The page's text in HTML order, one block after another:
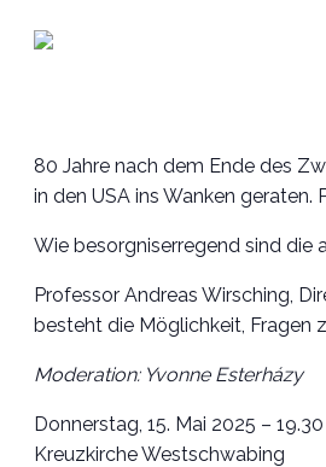
80 Jahre nach dem Ende des
in den USA ins Wanken
Wie besorgniserregend sind die
Professor Andreas Wirsching,
besteht die Möglichkeit, Fragen
Moderation: Yvonne Esterházy
Donnerstag, 15. Mai 2025 –
Kreuzkirche Westschwabing